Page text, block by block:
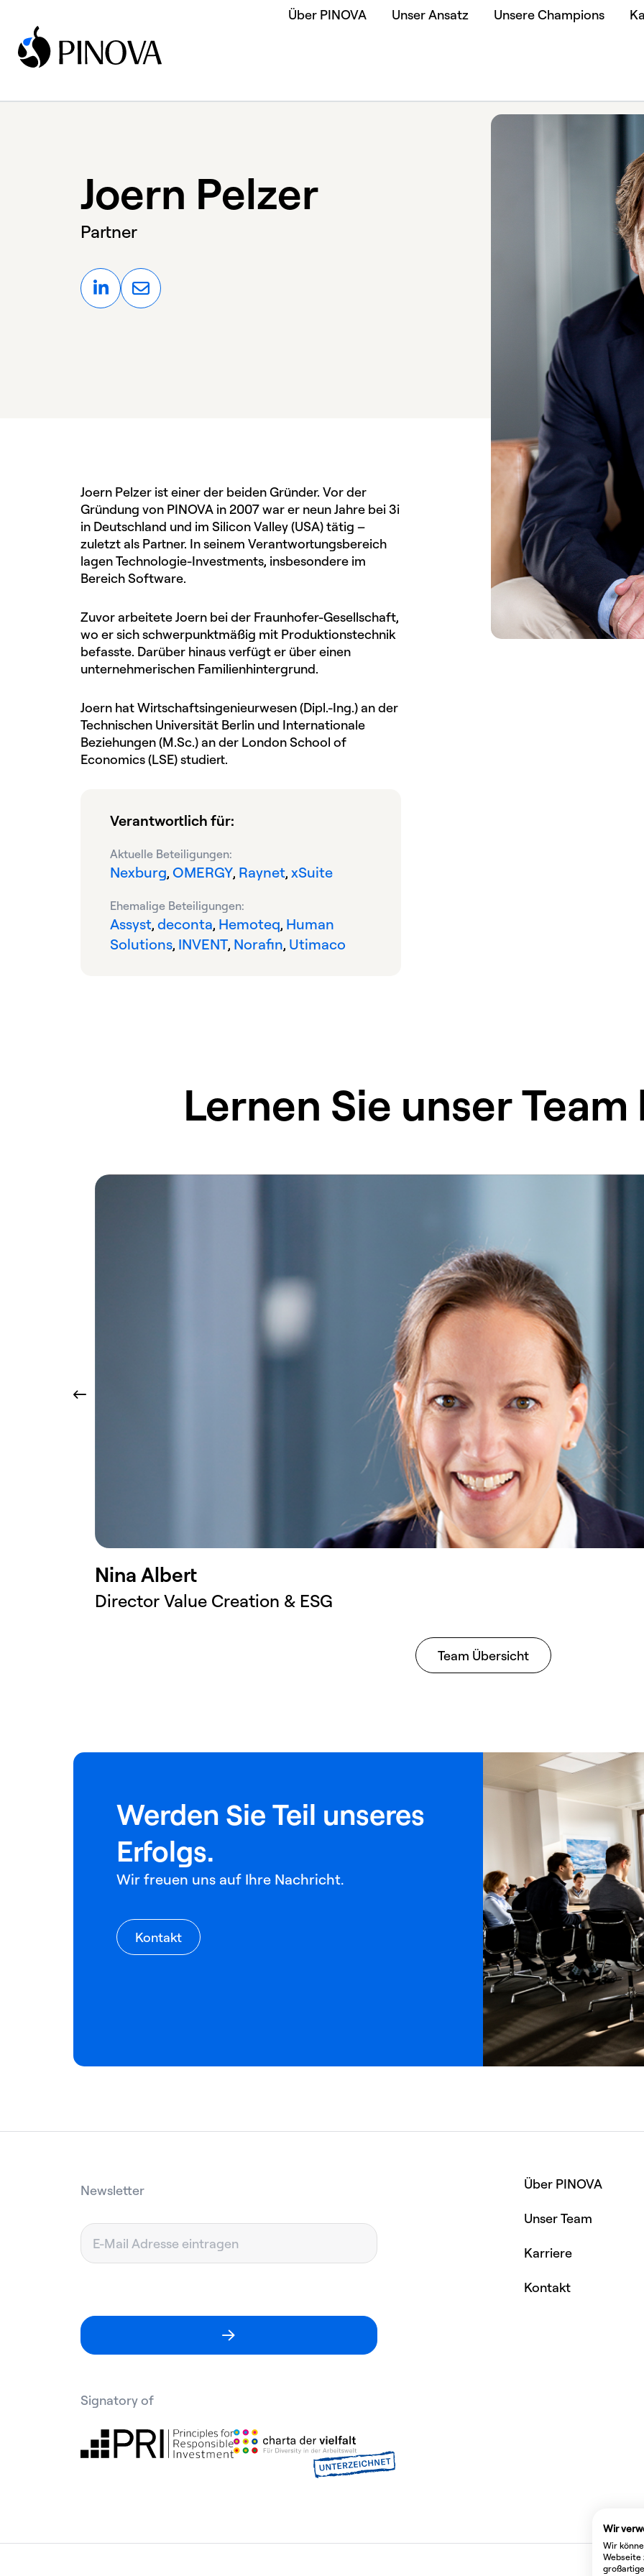
Über PINOVA Unser Ansatz Unsere Champions
Joern Pelzer
Partner
Joern Pelzer ist einer der beiden Gründer. Vor der
Gründung von PINOVA in 2007 war er neun Jahre bei 3i
in Deutschland und im Silicon Valley (USA) tätig –
zuletzt als Partner. In seinem Verantwortungsbereich
lagen Technologie-Investments, insbesondere im
Bereich Software.
Zuvor arbeitete Joern bei der Fraunhofer-Gesellschaft,
wo er sich schwerpunktmäßig mit Produktionstechnik
befasste. Darüber hinaus verfügt er über einen
unternehmerischen Familienhintergrund.
Joern hat Wirtschaftsingenieurwesen (Dipl.-Ing.) an der
Technischen Universität Berlin und Internationale
Beziehungen (M.Sc.) an der London School of
Economics (LSE) studiert.
Verantwortlich für:
Aktuelle Beteiligungen:​
Nexburg, OMERGY, Raynet, xSuite
Ehemalige Beteiligungen:​
Assyst, deconta, Hemoteq, Human
Solutions, INVENT, Norafin, Utimaco
Lernen Sie unser
Zum Profil
Nina Albert
Director Value Creation & ESG
Team Übersicht
Werden Sie Teil unseres
Erfolgs.
Wir freuen uns auf Ihre Nachricht.
Kontakt
Newsletter
Signatory of
Über PINOVA
Unser Team
Karriere
Kontakt
Wir
Wir
Webseite